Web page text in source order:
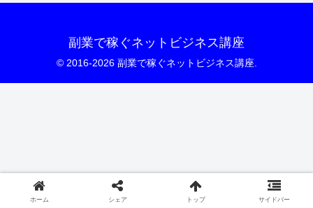
副業で稼ぐネットビジネス講座
© 2016-2026 副業で稼ぐネットビジネス講座.
ホーム シェア トップ サイドバー